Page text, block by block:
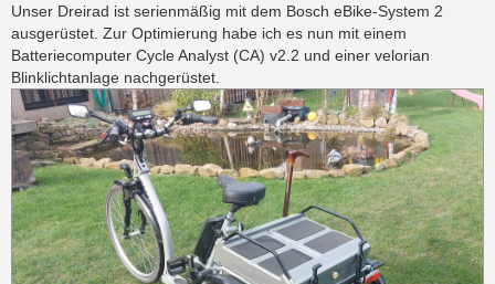
Unser Dreirad ist serienmäßig mit dem Bosch eBike-System 2
ausgerüstet. Zur Optimierung habe ich es nun mit einem
Batteriecomputer Cycle Analyst (CA) v2.2 und einer velorian
Blinklichtanlage nachgerüstet.